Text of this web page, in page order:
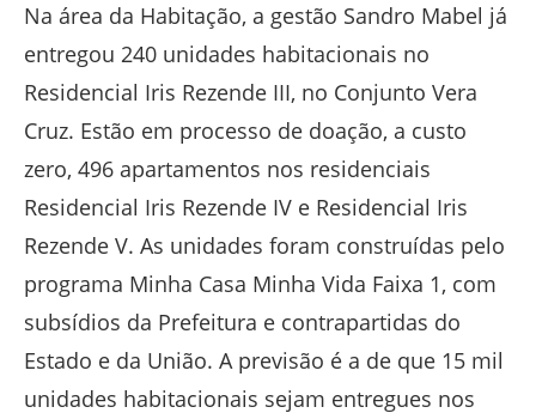
Na área da Habitação, a gestão Sandro Mabel já
entregou 240 unidades habitacionais no
Residencial Iris Rezende III, no Conjunto Vera
Cruz. Estão em processo de doação, a custo
zero, 496 apartamentos nos residenciais
Residencial Iris Rezende IV e Residencial Iris
Rezende V. As unidades foram construídas pelo
programa Minha Casa Minha Vida Faixa 1, com
subsídios da Prefeitura e contrapartidas do
Estado e da União. A previsão é a de que 15 mil
unidades habitacionais sejam entregues nos